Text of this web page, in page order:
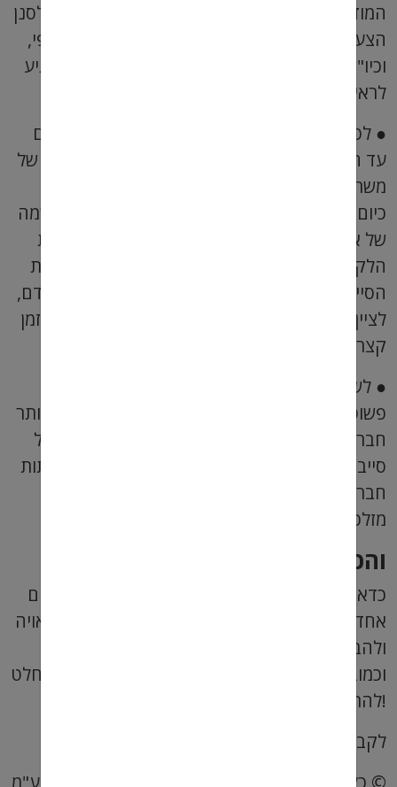
המודעות הרלוונטיות. החיפוש יאפשר לכם כמובן לסנן
הצעות שונות (על סמך ניסיון נדרש, מיקום גיאוגרפי,
וכיו"ב), וכך תוכלו להתחיל לשלוח קורות חיים ולהגיע
לראיונות.
● לפנות לחברות כוח אדם – בניגוד למה שחשבתם
עד היום, חברות כוח אדם לא עוסקות רק בהשמה של
משרות פשוטות יחסית שלא דורשות ידע או ניסיון.
כיום, חברות כוח אדם מתמחות בין השאר גם בהשמה
של אנשי מקצוע ברמה גבוהה מאד, כולל מקצועות
הלקוחים מעולם ההייטק – ובתוכם כמובן, מקצועות
הסייבר. אתם יכולים בהחלט לפנות לחברת כוח אדם,
לציין שאתם מחפשים משרה בתחום הסייבר, ותוך זמן
קצר תתחילו לקבל הצעות רלוונטיות.
● לשאול ולהתעניין – עוד שיטה יעילה למדי היא
פשוט להתעניין ברמה האישית. ציינו בפני כמה שיותר
חברים שאתם מחפשים משרה הקשורה לתחום של
סייבר ואבטחת מידע. אפשר גם לפרסם זאת ברשתות
חברתיות שונות, וכך לקבל שיתופים, ואולי יתמזל
מזלכם ותקבלו הפניה מתאימה.
והכי חשוב – להתמיד
כדאי לזכור שלא מוצאים עבודה בתחום הסייבר ביום
אחד. אתם כן צריכים להתאזר כמובן בסבלנות הראויה
ולהבין שזה תהליך מתמשך. עם זאת, אם תשקיעו,
וכמובן תצטיידו בקורות חיים מתאימים – תוכלו בהחלט
להתקבל למשרה טובה בתחום!
לקבלת הצעת עבודה מועדפת לחצו
© כל הזכויות שמורות לנומד ניהול אתרי דרושים בע"מ